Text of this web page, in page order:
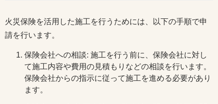
火災保険を活用した施工を行うためには、以下の手順で申
請を行います。
保険会社への相談: 施工を行う前に、保険会社に対し
て施工内容や費用の見積もりなどの相談を行います。
保険会社からの指示に従って施工を進める必要があり
ます。